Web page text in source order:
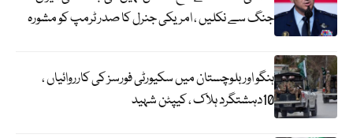
جنگ سے نکلیں ، امریکی جنرل کا صدر ٹرمپ کو مشورہ
ہنگو اور بلوچستان میں سکیورٹی فورسز کی کارروائیاں ،
10دہشتگرد ہلاک ، کیپٹن شہید